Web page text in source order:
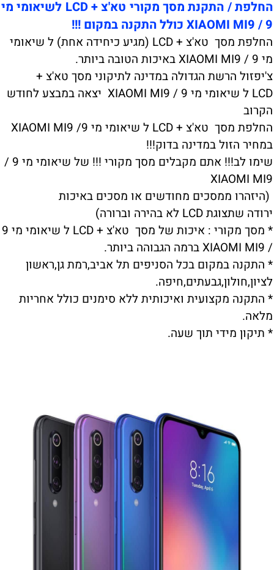
החלפת / התקנת מסך מקורי טא'צ + LCD לשיאומי מי
9 / XIAOMI MI9 כולל התקנה במקום !!!
החלפת מסך טא'צ + LCD (מגיע כיחידה אחת) ל שיאומי
מי 9 / XIAOMI MI9 באיכות הטובה ביותר.
צ'יפזול הרשת הגדולה במדינה לתיקוני מסך טא'צ +
LCD ל שיאומי מי 9 / XIAOMI MI9 יצאה במבצע לחודש
הקרוב
במחיר הזול במדינה בדוק!!!
שימו לב!!! אתם מקבלים מסך מקורי !!! של שיאומי מי 9 /
XIAOMI MI9
(היזהרו ממסכים מחודשים או מסכים באיכות
ירודה שתצוגת LCD לא בהירה וברורה)
* מסך מקורי : איכות של מסך טא'צ + LCD ל שיאומי מי 9
/ XIAOMI MI9 ברמה הגבוהה ביותר.
* התקנה במקום בכל הסניפים תל אביב,רמת גן,ראשון
לציון,חולון,גבעתים,חיפה.
* התקנה מקצועית ואיכותית ללא סימנים כולל אחריות
מלאה.
* תיקון מידי תוך שעה.